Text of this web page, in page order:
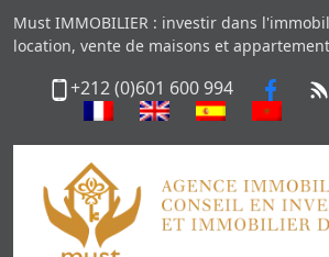
Must IMMOBILIER : investir dans
location, vente de maisons et
+212 (0)601 600 994